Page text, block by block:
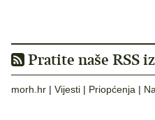
Pratite naše RSS
morh.hr | Vijesti | Priopćenja |